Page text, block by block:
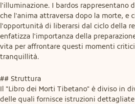
l'illuminazione. I bardos rappresentano
che l'anima attraversa dopo la morte, e
l'opportunità di liberarsi dal ciclo della
enfatizza l'importanza della
vita per affrontare questi momenti critici
tranquillità.
## Struttura
Il "Libro dei Morti Tibetano" è diviso in
delle quali fornisce istruzioni